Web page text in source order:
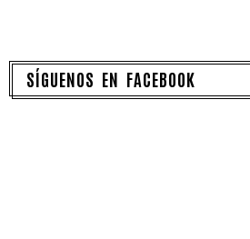
SÍGUENOS EN FACEBOOK